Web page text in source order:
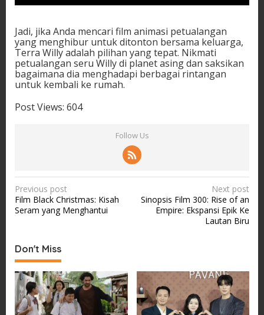
Jadi, jika Anda mencari film animasi petualangan
yang menghibur untuk ditonton bersama keluarga,
Terra Willy adalah pilihan yang tepat. Nikmati
petualangan seru Willy di planet asing dan saksikan
bagaimana dia menghadapi berbagai rintangan
untuk kembali ke rumah.
Post Views: 604
Follow Us
P
o
n
a
v
i
Previous post
Film Black Christmas: Kisah
Seram yang Menghantui
Next post
Sinopsis Film 300: Rise of an
Empire: Ekspansi Epik Ke
Lautan Biru
Don't Miss